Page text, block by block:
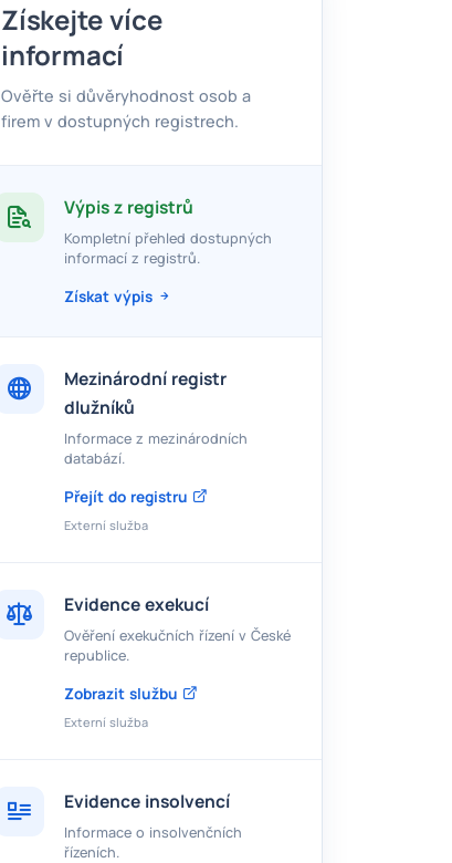
Získejte více
informací
Ověřte si důvěryhodnost osob a
firem v dostupných registrech.
Výpis z registrů
Kompletní přehled dostupných
informací z registrů.
Získat výpis
Mezinárodní registr
dlužníků
Informace z mezinárodních
databází.
Přejít do registru
Externí služba
Evidence exekucí
Ověření exekučních řízení v České
republice.
Zobrazit službu
Externí služba
Evidence insolvencí
Informace o insolvenčních
řízeních.